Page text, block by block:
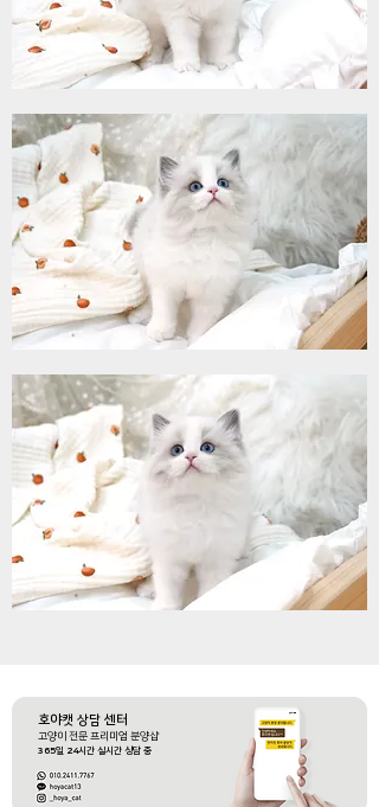
호야캣 상담 센터
​고양이 전문 프리미엄 분양샵
365일 24시간 실시간 상담 중